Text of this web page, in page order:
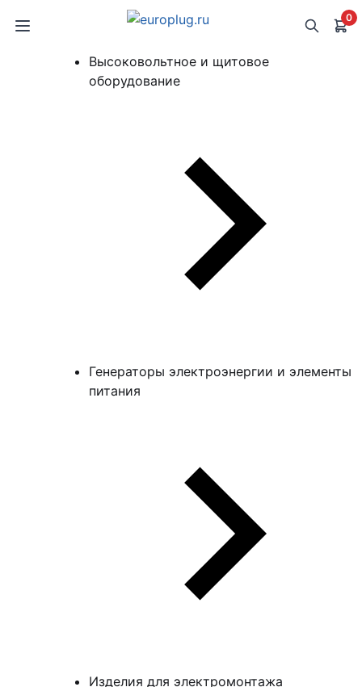
0
Высоковольтное и щитовое
оборудование
Генераторы электроэнергии и элементы
питания
Изделия для электромонтажа